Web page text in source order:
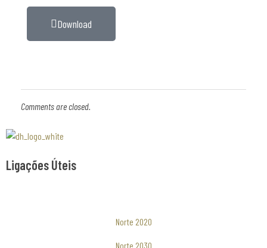
Download
Comments are closed.
Ligações Úteis
Norte 2020
Norte 2030